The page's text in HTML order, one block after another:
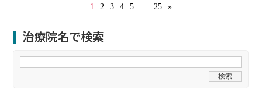
1 2 3 4 5 25 »
治療院名で検索